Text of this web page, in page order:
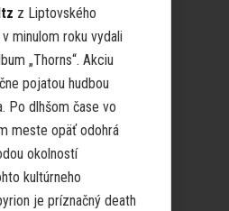
z Liptovského
minulom roku vydali
„Thorns“. Akciu
pojatou hudbou
Po dlhšom čase vo
meste opäť odohrá
okolností
kultúrneho
je príznačný death